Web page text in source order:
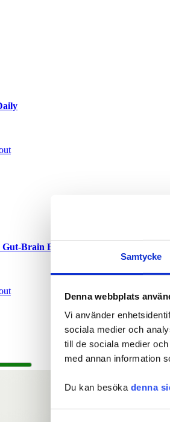
Samtycke
Denna webbplats
Vi använder
sociala medier och
till de sociala medier
med annan information
Du kan besöka denna
Brain Enhanced